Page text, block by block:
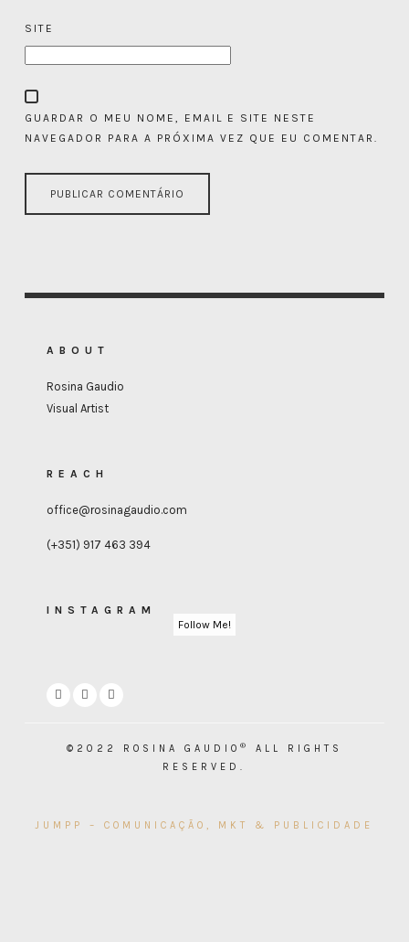
SITE
GUARDAR O MEU NOME, EMAIL E SITE NESTE
NAVEGADOR PARA A PRÓXIMA VEZ QUE EU COMENTAR.
ABOUT
Rosina Gaudio
Visual Artist
REACH
office@rosinagaudio.com
(+351) 917 463 394
INSTAGRAM
Follow Me!
©2022 ROSINA GAUDIO ®
ALL RIGHTS
RESERVED.
JUMPP – COMUNICAÇÃO, MKT & PUBLICIDADE